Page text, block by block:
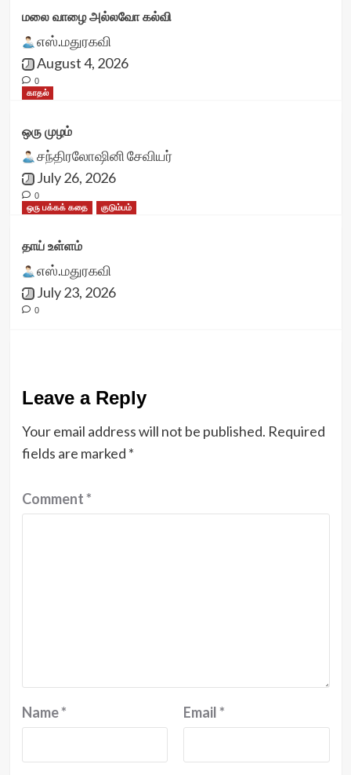
மலை வாழை அல்லவோ கல்வி
எஸ்.மதுரகவி
August 4, 2026
0
காதல்
ஒரு முழம்
சந்திரலோஷினி சேவியர்
July 26, 2026
0
ஒரு பக்கக் கதை
குடும்பம்
தாய் உள்ளம்
எஸ்.மதுரகவி
July 23, 2026
0
Leave a Reply
Your email address will not be published. Required
fields are marked *
Comment*
Name* Email*